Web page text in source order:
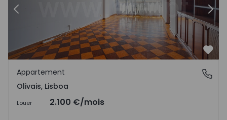
Précédent
Olivais, Lisboa
Appartement
Olivais, Lisboa
Louer 2.100 €/mois